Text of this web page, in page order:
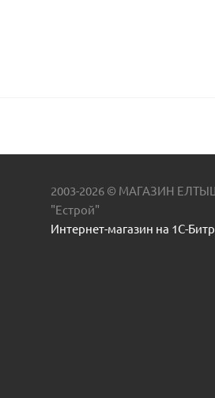
2003-2026 © МАГАЗИН
"Естрой"
Интернет-магазин на 1С-